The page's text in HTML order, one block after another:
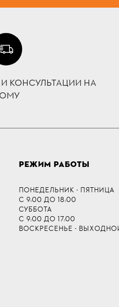
КОНСУЛЬТАЦИИ НА
РЕЖИМ РАБОТЫ
ПОНЕДЕЛЬНИК - ПЯТНИЦА
С 9:00 ДО 18:00
СУББОТА
С 9:00 ДО 17:00
ВОСКРЕСЕНЬЕ -